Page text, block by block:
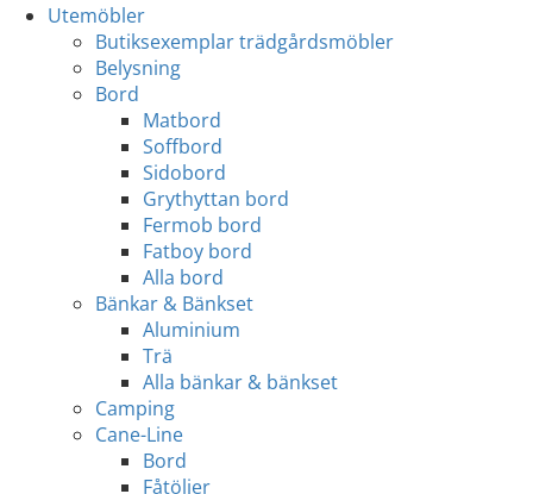
Utemöbler
Butiksexemplar trädgårdsmöbler
Belysning
Bord
Matbord
Soffbord
Sidobord
Grythyttan bord
Fermob bord
Fatboy bord
Alla bord
Bänkar & Bänkset
Aluminium
Trä
Alla bänkar & bänkset
Camping
Cane-Line
Bord
Fåtöljer